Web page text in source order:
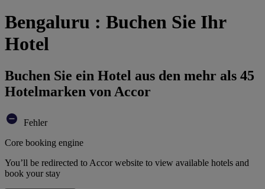
Bengaluru : Buchen Sie Ihr
Hotel
Buchen Sie ein Hotel aus den mehr als 45
Hotelmarken von Accor
Fehler
Core booking engine
You’ll be redirected to Accor website to view available hotels and
book your stay